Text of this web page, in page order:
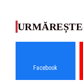
Facebook